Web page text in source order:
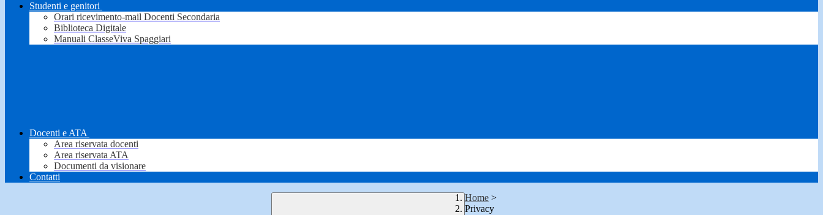
Studenti e genitori
Orari ricevimento-mail Docenti Secondaria
Biblioteca Digitale
Manuali ClasseViva Spaggiari
Docenti e ATA
Area riservata docenti
Area riservata ATA
Documenti da visionare
Contatti
Home >
Privacy